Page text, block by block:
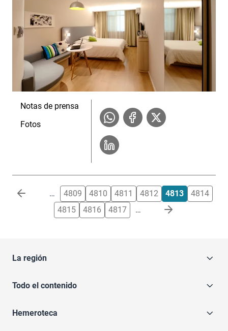
Notas de prensa
Fotos
Paginación … 4809 4810 4811 4812 4813
4814
4815
4816 4817 …
La región
Todo el contenido
Hemeroteca